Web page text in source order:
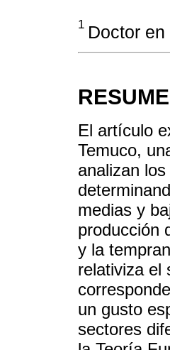
1 Doctor
El artículo
Temuco,
analizan
medias y
producción
y la
relativiza el
un gusto
sectores